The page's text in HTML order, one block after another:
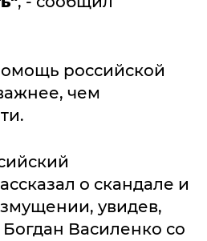
российской
чем
о скандале и
увидев,
Василенко со